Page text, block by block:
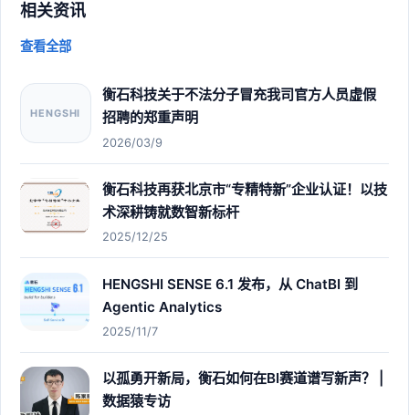
相关资讯
查看全部
HENGSHI
衡石科技关于不法分子冒充我司官方人员虚假
招聘的郑重声明
2026/03/9
衡石科技再获北京市“专精特新”企业认证！以技
术深耕铸就数智新标杆
2025/12/25
HENGSHI SENSE 6.1 发布，从 ChatBI 到
Agentic Analytics
2025/11/7
以孤勇开新局，衡石如何在BI赛道谱写新声？ |
数据猿专访